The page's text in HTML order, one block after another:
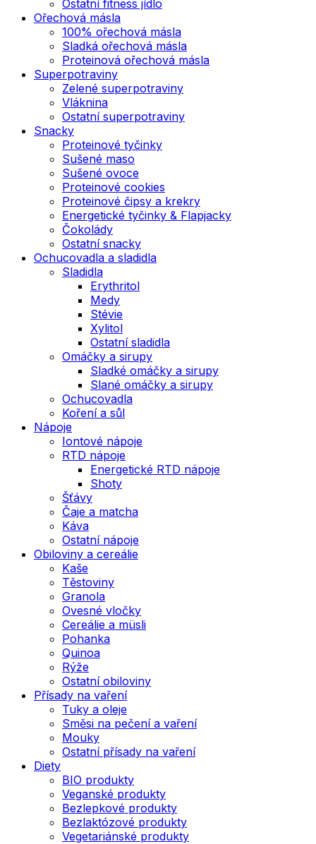
Ostatní fitness jídlo
Ořechová másla
100% ořechová másla
Sladká ořechová másla
Proteinová ořechová másla
Superpotraviny
Zelené superpotraviny
Vláknina
Ostatní superpotraviny
Snacky
Proteinové tyčinky
Sušené maso
Sušené ovoce
Proteinové cookies
Proteinové čipsy a krekry
Energetické tyčinky & Flapjacky
Čokolády
Ostatní snacky
Ochucovadla a sladidla
Sladidla
Erythritol
Medy
Stévie
Xylitol
Ostatní sladidla
Omáčky a sirupy
Sladké omáčky a sirupy
Slané omáčky a sirupy
Ochucovadla
Koření a sůl
Nápoje
Iontové nápoje
RTD nápoje
Energetické RTD nápoje
Shoty
Šťávy
Čaje a matcha
Káva
Ostatní nápoje
Obiloviny a cereálie
Kaše
Těstoviny
Granola
Ovesné vločky
Cereálie a müsli
Pohanka
Quinoa
Rýže
Ostatní obiloviny
Přísady na vaření
Tuky a oleje
Směsi na pečení a vaření
Mouky
Ostatní přísady na vaření
Diety
BIO produkty
Veganské produkty
Bezlepkové produkty
Bezlaktózové produkty
Vegetariánské produkty